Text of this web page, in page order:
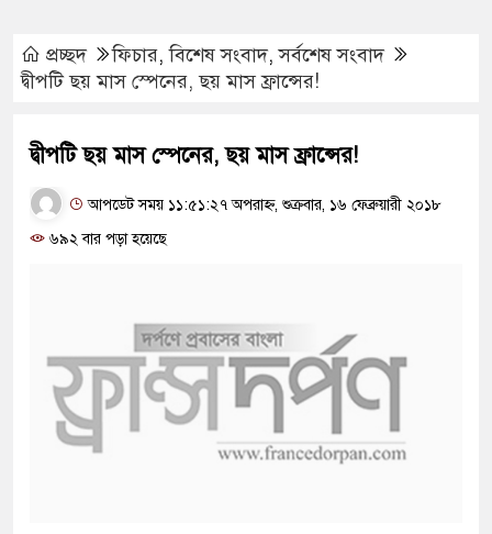
প্রচ্ছদ ফিচার,বিশেষ সংবাদ,সর্বশেষ সংবাদ
দ্বীপটি ছয় মাস স্পেনের, ছয় মাস ফ্রান্সের!
দ্বীপটি ছয় মাস স্পেনের, ছয় মাস ফ্রান্সের!
আপডেট সময় ১১:৫১:২৭ অপরাহ্ন, শুক্রবার, ১৬ ফেব্রুয়ারী ২০১৮
৬৯২ বার পড়া হয়েছে